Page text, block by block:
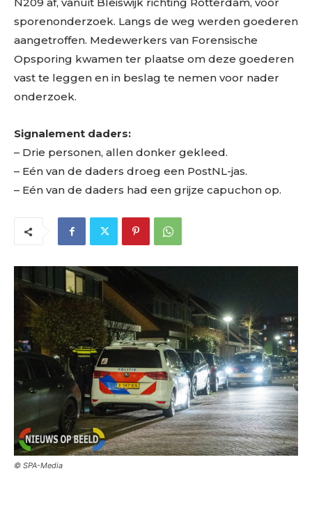
sporenonderzoek. Langs de weg werden goederen
aangetroffen. Medewerkers van Forensische
Opsporing kwamen ter plaatse om deze goederen
vast te leggen en in beslag te nemen voor nader
onderzoek.
Signalement daders:
– Drie personen, allen donker gekleed.
– Eén van de daders droeg een PostNL-jas.
– Eén van de daders had een grijze capuchon op.
© SPA-Media